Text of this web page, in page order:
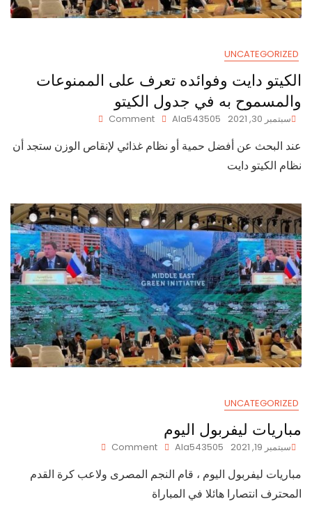
UNCATEGORIZED
الكيتو دايت وفوائده تعرف على الممنوعات
والمسموح به في جدول الكيتو
سبتمبر 30, 2021 Ala543505
Comment
دايت
الممنوعات
والمسموح
به
في
جدول
الكيتو
عند البحث عن أفضل حمية أو نظام غذائي لإنقاص الوزن ستجد أن
نظام الكيتو دايت
UNCATEGORIZED
مباريات ليفربول اليوم
سبتمبر 19, 2021 Ala543505
Comment
ليفربول
مباريات ليفربول اليوم ، قام النجم المصرى ولاعب كرة القدم
المحترف انتصارا هائلا في المباراة